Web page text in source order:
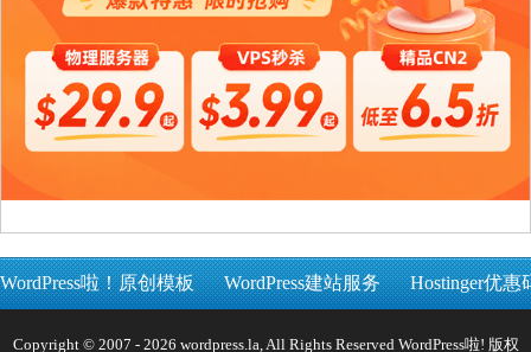
WordPress啦！原创模板 WordPress建站服务 Hostinger优惠
Copyright © 2007 - 2026 wordpress.la, All Rights Reserved WordPress啦! 版权